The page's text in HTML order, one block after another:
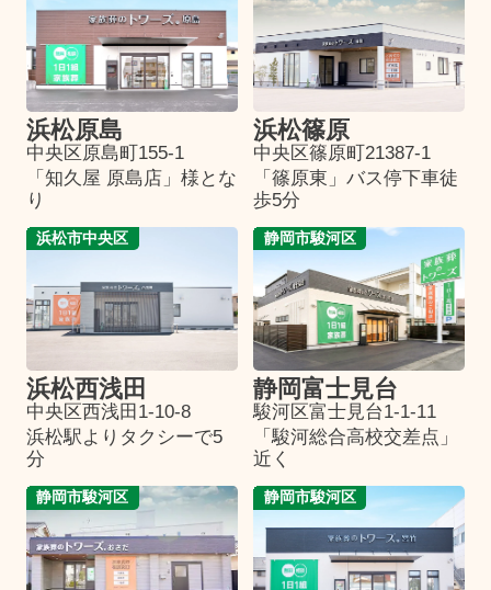
浜松原島
中央区原島町155-1
「知久屋 原島店」様とな
り
浜松篠原
中央区篠原町21387-1
「篠原東」バス停下車徒
歩5分
浜松市中央区
浜松西浅田
中央区西浅田1-10-8
浜松駅よりタクシーで5
分
静岡市駿河区
静岡富士見台
駿河区富士見台1-1-11
「駿河総合高校交差点」
近く
静岡市駿河区 静岡市駿河区